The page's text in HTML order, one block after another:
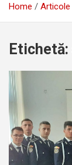
Home Articole
Etichetă: